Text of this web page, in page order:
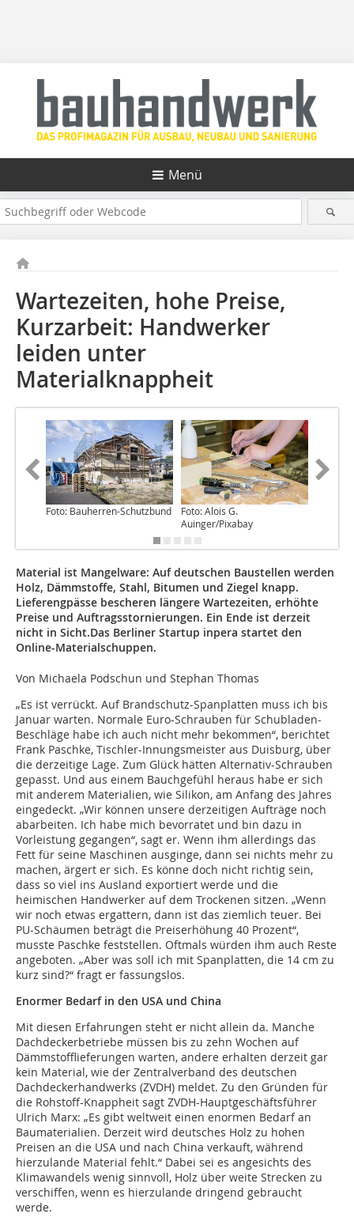
Menü
Wartezeiten, hohe Preise,
Kurzarbeit: Handwerker
leiden unter
Materialknappheit
Foto: Bauherren-Schutzbund
Foto: Alois G.
Auinger/Pixabay
Material ist Mangelware: Auf deutschen Baustellen werden
Holz, Dämmstoffe, Stahl, Bitumen und Ziegel knapp.
Lieferengpässe bescheren längere Wartezeiten, erhöhte
Preise und Auftragsstornierungen. Ein Ende ist derzeit
nicht in Sicht.Das Berliner Startup inpera startet den
Online-Materialschuppen.
Von Michaela Podschun und Stephan Thomas
„Es ist verrückt. Auf Brandschutz-Spanplatten muss ich bis
Januar warten. Normale Euro-Schrauben für Schubladen-
Beschläge habe ich auch nicht mehr bekommen“, berichtet
Frank Paschke, Tischler-Innungsmeister aus Duisburg, über
die derzeitige Lage. Zum Glück hätten Alternativ-Schrauben
gepasst. Und aus einem Bauchgefühl heraus habe er sich
mit anderem Materialien, wie Silikon, am Anfang des Jahres
eingedeckt. „Wir können unsere derzeitigen Aufträge noch
abarbeiten. Ich habe mich bevorratet und bin dazu in
Vorleistung gegangen“, sagt er. Wenn ihm allerdings das
Fett für seine Maschinen ausginge, dann sei nichts mehr zu
machen, ärgert er sich. Es könne doch nicht richtig sein,
dass so viel ins Ausland exportiert werde und die
heimischen Handwerker auf dem Trockenen sitzen. „Wenn
wir noch etwas ergattern, dann ist das ziemlich teuer. Bei
PU-Schäumen beträgt die Preiserhöhung 40 Prozent“,
musste Paschke feststellen. Oftmals würden ihm auch Reste
angeboten. „Aber was soll ich mit Spanplatten, die 14 cm zu
kurz sind?“ fragt er fassungslos.
Enormer Bedarf in den USA und China
Mit diesen Erfahrungen steht er nicht allein da. Manche
Dachdeckerbetriebe müssen bis zu zehn Wochen auf
Dämmstofflieferungen warten, andere erhalten derzeit gar
kein Material, wie der Zentralverband des deutschen
Dachdeckerhandwerks (ZVDH) meldet. Zu den Gründen für
die Rohstoff-Knappheit sagt ZVDH-Hauptgeschäftsführer
Ulrich Marx: „Es gibt weltweit einen enormen Bedarf an
Baumaterialien. Derzeit wird deutsches Holz zu hohen
Preisen an die USA und nach China verkauft, während
hierzulande Material fehlt.“ Dabei sei es angesichts des
Klimawandels wenig sinnvoll, Holz über weite Strecken zu
verschiffen, wenn es hierzulande dringend gebraucht
werde.